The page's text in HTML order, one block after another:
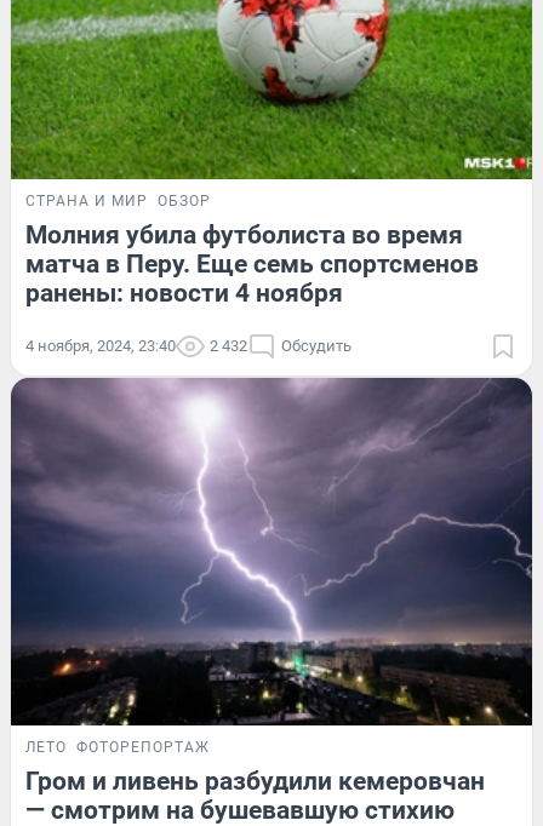
СТРАНА И МИР ОБЗОР
Молния убила футболиста во время
матча в Перу. Еще семь спортсменов
ранены: новости 4 ноября
4 ноября, 2024, 23:40 2 432 Обсудить
ЛЕТО ФОТОРЕПОРТАЖ
Гром и ливень разбудили кемеровчан
— смотрим на бушевавшую стихию